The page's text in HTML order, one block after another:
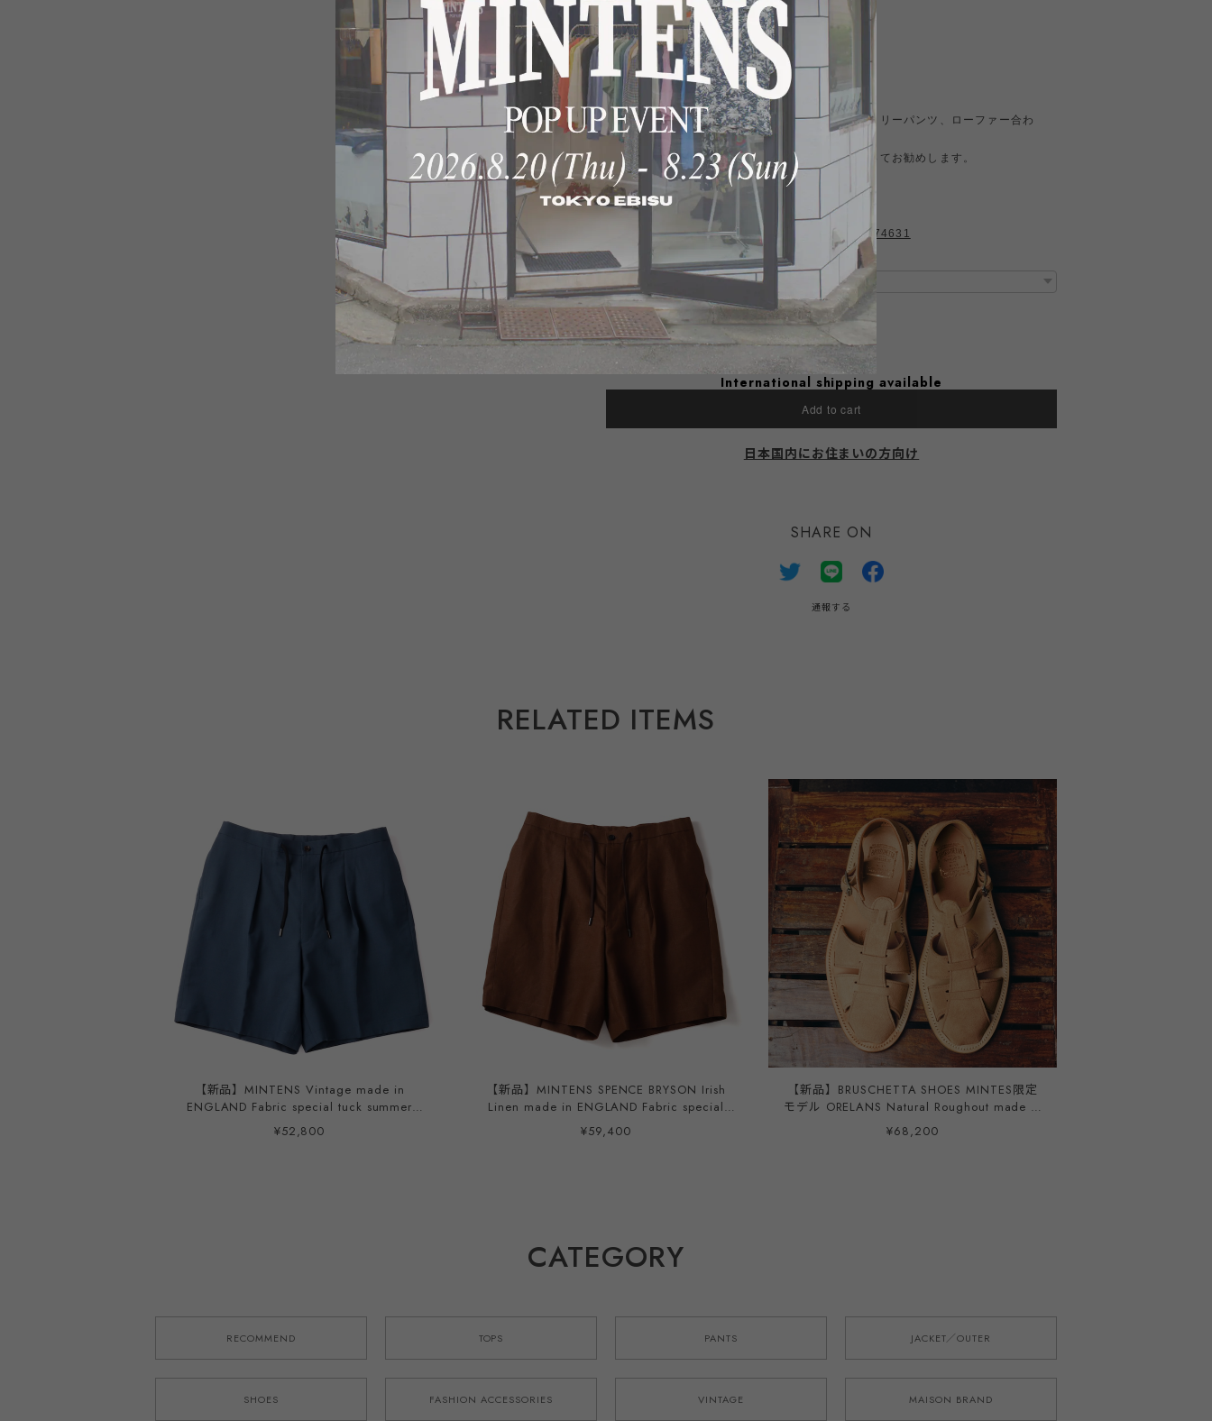
リネン100% イタリア製生地 日本製
着用モデル(麦わら帽子) サイズ② 185cm 85kg
【スタイル】
幅広く大活躍するに違いありません。
スラックス合わせでももちもん、チノパン、ミリタリーパンツ、ローファー合わ
せ、デニムスタイルにも抜群です。
シンプルなシャツをお探しの方でしたら自信を持ってお勧めします。
【その他】
MINTENSお勧め商品はこちら↓
https://shop.mintens-tokyo.com/categories/3774631
種類
数量
International shipping available
Add to cart
日本国内にお住まいの方向け
SHARE ON
通報する
RELATED ITEMS
【新品】MINTENS Vintage made in
ENGLAND Fabric special tuck summer
shorts made in JAPAN French military M52
¥52,800
【新品】MINTENS SPENCE BRYSON Irish
Linen made in ENGLAND Fabric special
tuck summer shorts made in JAPAN French
¥59,400
【新品】BRUSCHETTA SHOES MINTES限定
モデル ORELANS Natural Roughout made in
JAPAN Size 40、42、44
¥68,200
CATEGORY
RECOMMEND TOPS PANTS JACKET／OUTER
SHOES FASHION ACCESSORIES VINTAGE MAISON BRAND